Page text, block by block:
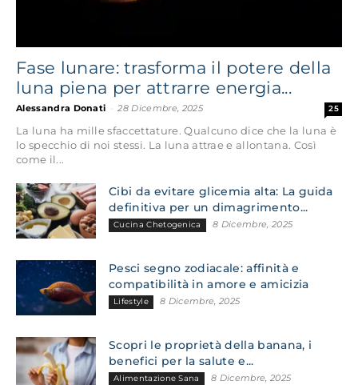
Fase lunare: trasforma il potere della
luna piena per attrarre energia...
Alessandra Donati 28 Dicembre, 2025 25
La luna ha mille sfaccettature. Qualcuno dice che la luna è
lo specchio di noi stessi. La luna attrae e allontana. Così
come il...
Cibi da evitare glicemia alta: La guida
definitiva per un dimagrimento...
Cucina Chetogenica 8 Dicembre, 2025
Pesci segno zodiacale: affinità e
compatibilità in amore e amicizia
Lifestyle 8 Dicembre, 2025
Scopri le proprietà della banana, i
benefici per la salute e...
Alimentazione Sana 8 Dicembre, 2025